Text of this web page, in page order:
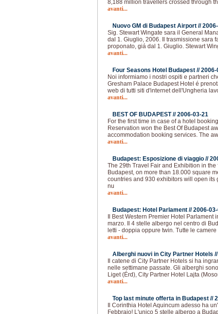
8,188 million travellers crossed through
avanti...
Nuovo GM di Budapest Airport //
Sig. Stewart Wingate sara il General
dal 1. Giuglio, 2006. Il trasmissione sara
proponato, giá dal 1. Giuglio. Stewart
avanti...
Four Seasons Hotel Budapest //2006-
Noi informiamo i nostri ospiti e partneri
Gresham Palace Budapest Hotel é
web di tutti siti d'internet dell'Ungheria
avanti...
BEST OF BUDAPEST //2006-03-21
For the first time in case of a hotel
Reservation won the Best Of Budapest
accommodation booking services. The
avanti...
Budapest: Esposizione di viaggio //
The 29th Travel Fair and Exhibition in
Budapest, on more than 18.000 square
countries and 930 exhibitors will open its
nu
avanti...
Budapest: Hotel Parlament //2006-
Il Best Western Premier Hotel
marzo. Il 4 stelle albergo nel centro di
letti - doppia oppure twin. Tutte le
avanti...
Alberghi nuovi in City Partner Hotels
Il catene di City Partner Hotels si ha
nelle settimane passate. Gli alberghi
Liget (Érd), City Partner Hotel Lajta
avanti...
Top last minute offerta in Budapest //
Il Corinthia Hotel Aquincum adesso ha
Febbraio! L'unico 5 stelle albergo a